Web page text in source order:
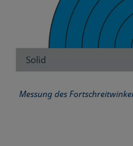
Messung des